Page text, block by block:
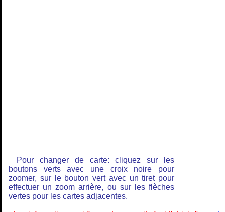
Pour changer de carte: cliquez sur les
boutons verts avec une croix noire pour
zoomer, sur le bouton vert avec un tiret pour
effectuer un zoom arrière, ou sur les flèches
vertes pour les cartes adjacentes.